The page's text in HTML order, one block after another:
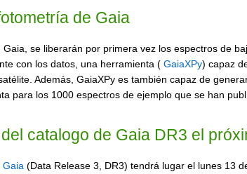
de Gaia
se liberarán por primera vez los espectros de
con los datos, una herramienta ( GaiaXPy) capaz
Además, GaiaXPy es también capaz de
para los 1000 espectros de ejemplo que se han
catalogo de Gaia DR3 el
Gaia (Data Release 3, DR3) tendrá lugar el lunes 13